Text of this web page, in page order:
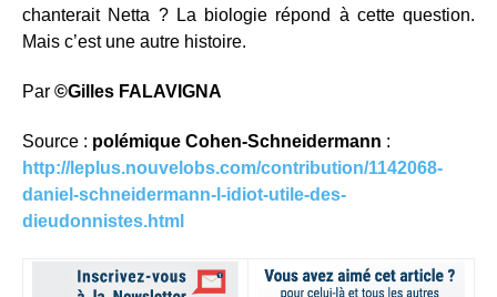
chanterait Netta ? La biologie répond à cette question.
Mais c’est une autre histoire.
Par ©Gilles FALAVIGNA
Source : polémique Cohen-Schneidermann :
http://leplus.nouvelobs.com/contribution/1142068-
daniel-schneidermann-l-idiot-utile-des-
dieudonnistes.html